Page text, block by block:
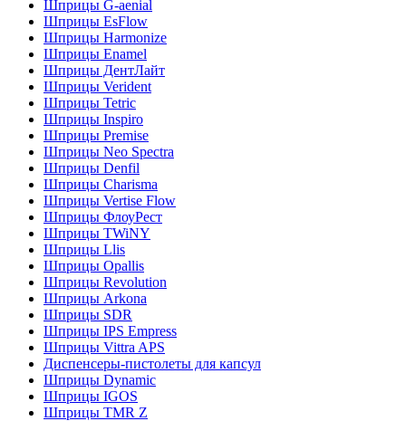
Шприцы G-aenial
Шприцы EsFlow
Шприцы Harmonize
Шприцы Enamel
Шприцы ДентЛайт
Шприцы Verident
Шприцы Tetric
Шприцы Inspiro
Шприцы Premise
Шприцы Neo Spectra
Шприцы Denfil
Шприцы Charisma
Шприцы Vertise Flow
Шприцы ФлоуРест
Шприцы TWiNY
Шприцы Llis
Шприцы Opallis
Шприцы Revolution
Шприцы Arkona
Шприцы SDR
Шприцы IPS Empress
Шприцы Vittra APS
Диспенсеры-пистолеты для капсул
Шприцы Dynamic
Шприцы IGOS
Шприцы TMR Z